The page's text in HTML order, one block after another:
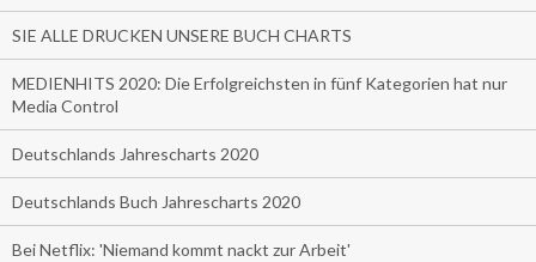
SIE ALLE DRUCKEN UNSERE BUCH CHARTS
MEDIENHITS 2020: Die Erfolgreichsten in fünf Kategorien hat nur
Media Control
Deutschlands Jahrescharts 2020
Deutschlands Buch Jahrescharts 2020
Bei Netflix: 'Niemand kommt nackt zur Arbeit'